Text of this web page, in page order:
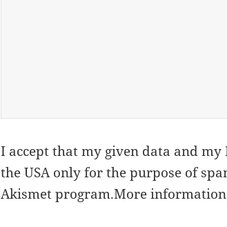
I accept that my given data and
the USA only for the purpose of
Akismetprogram.More information